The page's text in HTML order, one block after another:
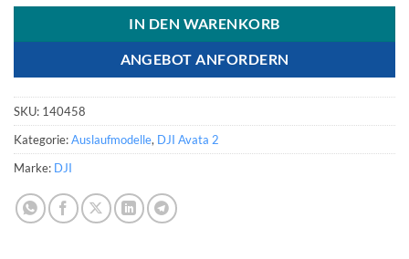
IN DEN WARENKORB
ANGEBOT ANFORDERN
SKU: 140458
Kategorie:Auslaufmodelle, DJI Avata 2
Marke: DJI